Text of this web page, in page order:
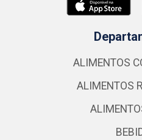
ALIMENTOS
ALIMENTOS